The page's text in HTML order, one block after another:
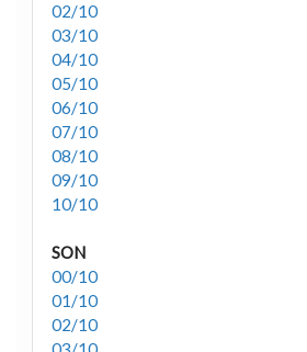
02/10
03/10
04/10
05/10
06/10
07/10
08/10
09/10
10/10
SON
00/10
01/10
02/10